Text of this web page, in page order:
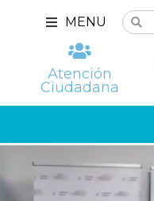
MENU
Atención
Ciudadana